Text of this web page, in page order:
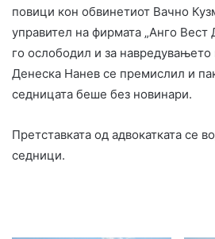
повици кон обвинетиот Вачно
управител на фирмата „Анго
го ослободил и за навредувањето
Денеска Нанев се премислил и
седницата беше без новинари.
Претставката од адвокатката се
седници.